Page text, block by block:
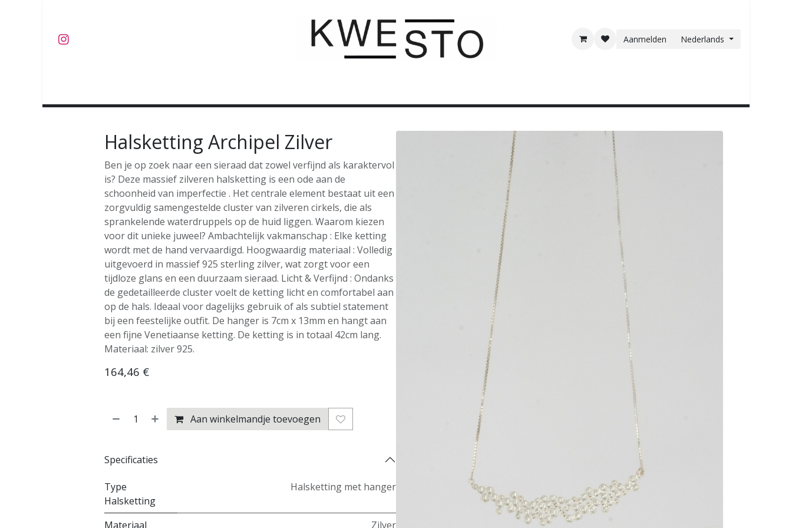
Aanmelden Nederlands
Halsketting Archipel Zilver
Ben je op zoek naar een sieraad dat zowel verfijnd als karaktervol
is? Deze massief zilveren halsketting is een ode aan de
schoonheid van imperfectie . Het centrale element bestaat uit een
zorgvuldig samengestelde cluster van zilveren cirkels, die als
sprankelende waterdruppels op de huid liggen. Waarom kiezen
voor dit unieke juweel? Ambachtelijk vakmanschap : Elke ketting
wordt met de hand vervaardigd. Hoogwaardig materiaal : Volledig
uitgevoerd in massief 925 sterling zilver, wat zorgt voor een
tijdloze glans en een duurzaam sieraad. Licht & Verfijnd : Ondanks
de gedetailleerde cluster voelt de ketting licht en comfortabel aan
op de hals. Ideaal voor dagelijks gebruik of als subtiel statement
bij een feestelijke outfit. De hanger is 7cm x 13mm en hangt aan
een fijne Venetiaanse ketting. De ketting is in totaal 42cm lang.
Materiaal: zilver 925.
164,46 €
Aan winkelmandje toevoegen
Specificaties
Type
Halsketting
Halsketting met hanger
Materiaal Zilver